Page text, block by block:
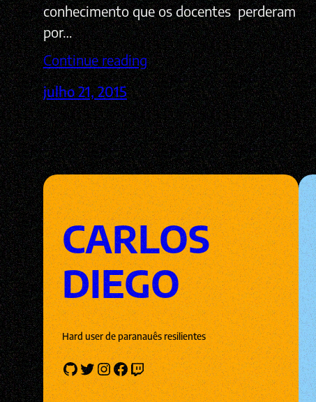
conhecimento que os docentes perderam
por…
Continue reading
julho 21, 2015
CARLOS
DIEGO
Hard user de paranauês resilientes
GitHub Twitter InstagramFacebook Twitch